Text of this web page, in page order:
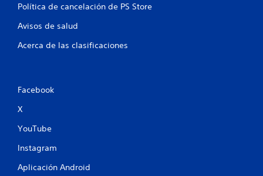
Política de cancelación de PS Store
Avisos de salud
Acerca de las clasificaciones
Facebook
X
YouTube
Instagram
Aplicación Android